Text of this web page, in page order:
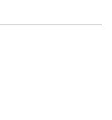
統大選紛擾、頂新